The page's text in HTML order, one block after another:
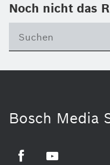
Noch nicht das
Bosch Media